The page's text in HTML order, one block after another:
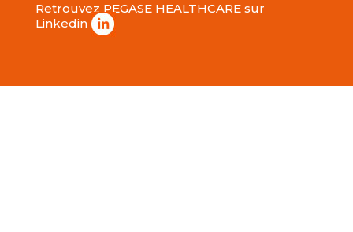
Retrouvez PEGASE HEALTHCARE sur
Linkedin